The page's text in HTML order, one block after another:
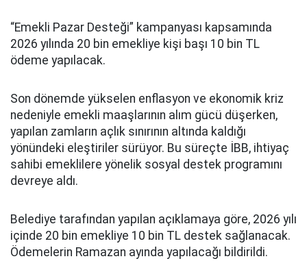
“Emekli Pazar Desteği” kampanyası kapsamında
2026 yılında 20 bin emekliye kişi başı 10 bin TL
ödeme yapılacak.
Son dönemde yükselen enflasyon ve ekonomik kriz
nedeniyle emekli maaşlarının alım gücü düşerken,
yapılan zamların açlık sınırının altında kaldığı
yönündeki eleştiriler sürüyor. Bu süreçte İBB, ihtiyaç
sahibi emeklilere yönelik sosyal destek programını
devreye aldı.
Belediye tarafından yapılan açıklamaya göre, 2026 yılı
içinde 20 bin emekliye 10 bin TL destek sağlanacak.
Ödemelerin Ramazan ayında yapılacağı bildirildi.